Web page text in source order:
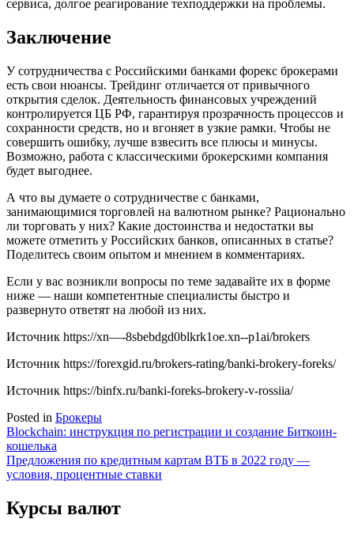
сервиса, долгое реагирование техподдержки на проблемы.
Заключение
У сотрудничества с Российскими банками форекс брокерами
есть свои нюансы. Трейдинг отличается от привычного
открытия сделок. Деятельность финансовых учреждений
контролируется ЦБ РФ, гарантируя прозрачность процессов и
сохранности средств, но и вгоняет в узкие рамки. Чтобы не
совершить ошибку, лучше взвесить все плюсы и минусы.
Возможно, работа с классическими брокерскими компания
будет выгоднее.
А что вы думаете о сотрудничестве с банками,
занимающимися торговлей на валютном рынке? Рационально
ли торговать у них? Какие достоинства и недостатки вы
можете отметить у Российских банков, описанных в статье?
Поделитесь своим опытом и мнением в комментариях.
Если у вас возникли вопросы по теме задавайте их в форме
ниже — наши компетентные специалисты быстро и
развернуто ответят на любой из них.
Источник https://xn—-8sbebdgd0blkrk1oe.xn--p1ai/brokers
Источник https://forexgid.ru/brokers-rating/banki-brokery-foreks/
Источник https://binfx.ru/banki-foreks-brokery-v-rossiia/
Posted in Брокеры
Навигация
по
записям
Blockchain: инструкция по регистрации и создание Биткоин-
кошелька
Предложения по кредитным картам ВТБ в 2022 году —
условия, процентные ставки
Курсы валют